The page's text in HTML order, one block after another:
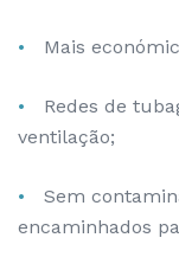
Mais
Redes de
ventilação;
Sem
encaminhados